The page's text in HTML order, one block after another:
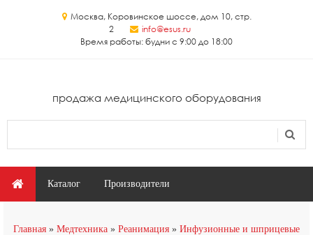
Москва, Коровинское шоссе, дом 10, стр.
2
info@esus.ru
Время работы: будни с 9:00 до 18:00
продажа медицинского оборудования
Главное меню
Каталог Производители
Главная Медтехника Реанимация
Инфузионные и шприцевые